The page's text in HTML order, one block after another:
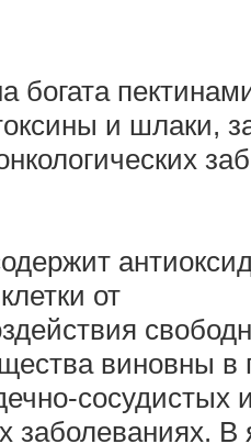
богата
и шлаки,
от
виновны
сосудистых
заболеваниях.